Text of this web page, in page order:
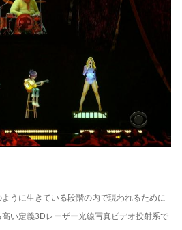
うに生きている段階の内で現われるために
い定義3Dレーザー光線写真ビデオ投射系で